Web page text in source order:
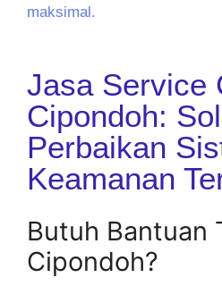
maksimal.
Jasa Service
Cipondoh:
Perbaikan
Keamanan
Butuh Bantuan
Cipondoh?